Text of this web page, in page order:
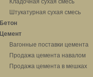
Кладочная сухая смесь
Штукатурная сухая смесь
Бетон
Цемент
Вагонные поставки цемента
Продажа цемента навалом
Продажа цемента в мешках